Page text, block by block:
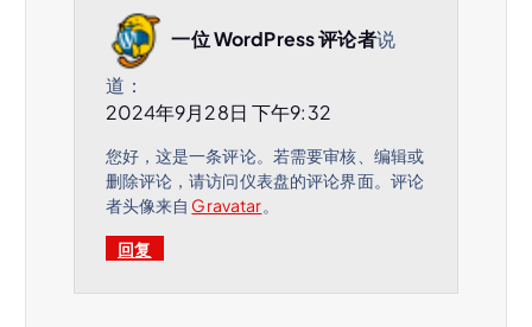
一位 WordPress 评论者说
道：
2024年9月28日 下午9:32
您好，这是一条评论。若需要审核、编辑或
删除评论，请访问仪表盘的评论界面。评论
者头像来自 Gravatar。
回复